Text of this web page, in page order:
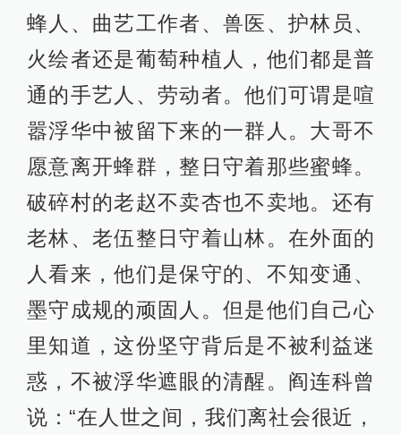
蜂人、曲艺工作者、兽医、护林员、
火绘者还是葡萄种植人，他们都是普
通的手艺人、劳动者。他们可谓是喧
嚣浮华中被留下来的一群人。大哥不
愿意离开蜂群，整日守着那些蜜蜂。
破碎村的老赵不卖杏也不卖地。还有
老林、老伍整日守着山林。在外面的
人看来，他们是保守的、不知变通、
墨守成规的顽固人。但是他们自己心
里知道，这份坚守背后是不被利益迷
惑，不被浮华遮眼的清醒。阎连科曾
说：“在人世之间，我们离社会很近，